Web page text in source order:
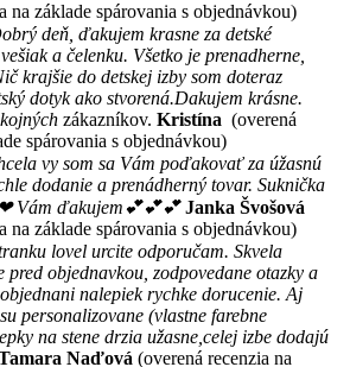
na základe spárovania s objednávkou)
deň, ďakujem krasne za detské
a čelenku. Všetko je prenadherne,
krajšie do detskej izby som doteraz
dotyk ako stvorená.Dakujem krásne.
zákazníkov. Kristína (overená
spárovania s objednávkou)
vy som sa Vám poďakovať za úžasnú
dodanie a prenádherný tovar. Suknička
Vám ďakujem💕💕💕 Janka Švošová
na základe spárovania s objednávkou)
lovel urcite odporučam. Skvela
pred objednavkou, zodpovedane otazky a
nalepiek rychke dorucenie. Aj
personalizovane (vlastne farebne
na stene drzia užasne,celej izbe dodajú
Naďová (overená recenzia na